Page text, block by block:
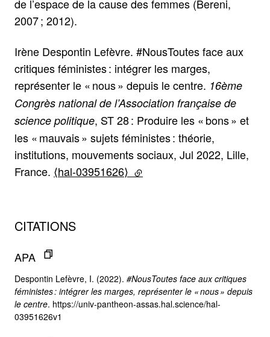
de l’espace de la cause des femmes (Bereni,
2007 ; 2012).
Irène Despontin Lefèvre. #NousToutes face aux
critiques féministes : intégrer les marges,
représenter le « nous » depuis le centre. 16ème
Congrès national de l’Association française de
science politique, ST 28 : Produire les « bons » et
les « mauvais » sujets féministes : théorie,
institutions, mouvements sociaux, Jul 2022, Lille,
France. ⟨hal-03951626⟩ (lien externe)
CITATIONS
APA
Despontin Lefèvre, I. (2022). #NousToutes face aux critiques
féministes : intégrer les marges, représenter le « nous » depuis
le centre. https://univ-pantheon-assas.hal.science/hal-
03951626v1